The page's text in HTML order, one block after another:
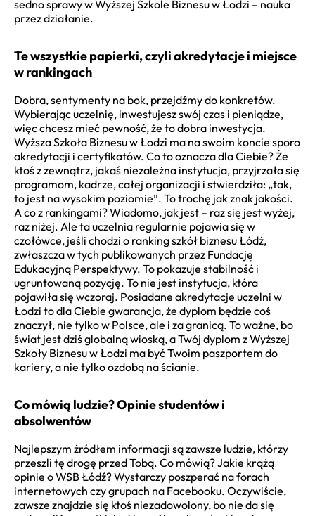
sedno sprawy w Wyższej Szkole Biznesu w Łodzi – nauka
przez działanie.
Te wszystkie papierki, czyli akredytacje i miejsce
w rankingach
Dobra, sentymenty na bok, przejdźmy do konkretów.
Wybierając uczelnię, inwestujesz swój czas i pieniądze,
więc chcesz mieć pewność, że to dobra inwestycja.
Wyższa Szkoła Biznesu w Łodzi ma na swoim koncie sporo
akredytacji i certyfikatów. Co to oznacza dla Ciebie? Że
ktoś z zewnątrz, jakaś niezależna instytucja, przyjrzała się
programom, kadrze, całej organizacji i stwierdziła: „tak,
to jest na wysokim poziomie”. To trochę jak znak jakości.
A co z rankingami? Wiadomo, jak jest – raz się jest wyżej,
raz niżej. Ale ta uczelnia regularnie pojawia się w
czołówce, jeśli chodzi o ranking szkół biznesu Łódź,
zwłaszcza w tych publikowanych przez Fundację
Edukacyjną Perspektywy. To pokazuje stabilność i
ugruntowaną pozycję. To nie jest instytucja, która
pojawiła się wczoraj. Posiadane akredytacje uczelni w
Łodzi to dla Ciebie gwarancja, że dyplom będzie coś
znaczył, nie tylko w Polsce, ale i za granicą. To ważne, bo
świat jest dziś globalną wioską, a Twój dyplom z Wyższej
Szkoły Biznesu w Łodzi ma być Twoim paszportem do
kariery, a nie tylko ozdobą na ścianie.
Co mówią ludzie? Opinie studentów i
absolwentów
Najlepszym źródłem informacji są zawsze ludzie, którzy
przeszli tę drogę przed Tobą. Co mówią? Jakie krążą
opinie o WSB Łódź? Wystarczy poszperać na forach
internetowych czy grupach na Facebooku. Oczywiście,
zawsze znajdzie się ktoś niezadowolony, bo nie da się